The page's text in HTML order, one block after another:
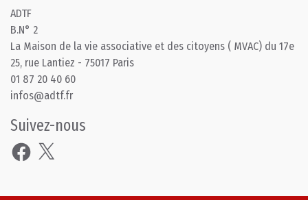
ADTF
B.N° 2
La Maison de la vie associative et des citoyens ( MVAC) du 17e
25, rue Lantiez - 75017 Paris
01 87 20 40 60
infos@adtf.fr
Suivez-nous
Facebook
X